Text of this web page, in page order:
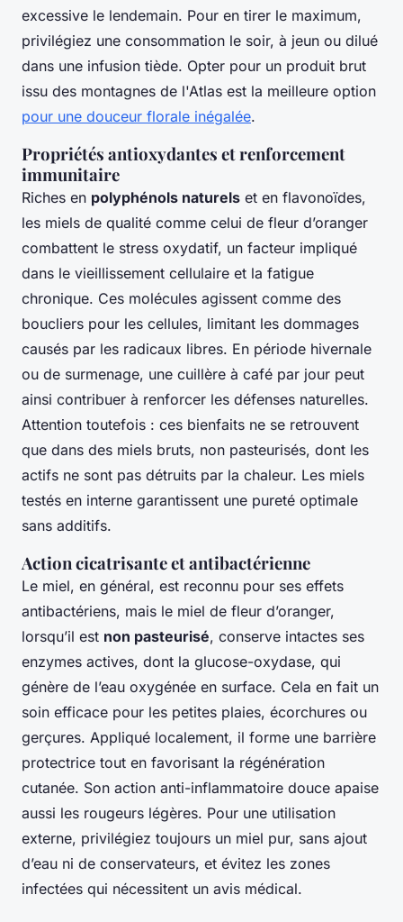
excessive le lendemain. Pour en tirer le maximum,
privilégiez une consommation le soir, à jeun ou dilué
dans une infusion tiède. Opter pour un produit brut
issu des montagnes de l'Atlas est la meilleure option
pour une douceur florale inégalée.
Propriétés antioxydantes et renforcement
immunitaire
Riches en polyphénols naturels et en flavonoïdes,
les miels de qualité comme celui de fleur d’oranger
combattent le stress oxydatif, un facteur impliqué
dans le vieillissement cellulaire et la fatigue
chronique. Ces molécules agissent comme des
boucliers pour les cellules, limitant les dommages
causés par les radicaux libres. En période hivernale
ou de surmenage, une cuillère à café par jour peut
ainsi contribuer à renforcer les défenses naturelles.
Attention toutefois : ces bienfaits ne se retrouvent
que dans des miels bruts, non pasteurisés, dont les
actifs ne sont pas détruits par la chaleur. Les miels
testés en interne garantissent une pureté optimale
sans additifs.
Action cicatrisante et antibactérienne
Le miel, en général, est reconnu pour ses effets
antibactériens, mais le miel de fleur d’oranger,
lorsqu’il est non pasteurisé, conserve intactes ses
enzymes actives, dont la glucose-oxydase, qui
génère de l’eau oxygénée en surface. Cela en fait un
soin efficace pour les petites plaies, écorchures ou
gerçures. Appliqué localement, il forme une barrière
protectrice tout en favorisant la régénération
cutanée. Son action anti-inflammatoire douce apaise
aussi les rougeurs légères. Pour une utilisation
externe, privilégiez toujours un miel pur, sans ajout
d’eau ni de conservateurs, et évitez les zones
infectées qui nécessitent un avis médical.